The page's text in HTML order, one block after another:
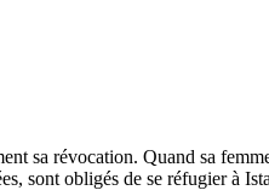
sa révocation. Quand sa
sont obligés de se réfugier à